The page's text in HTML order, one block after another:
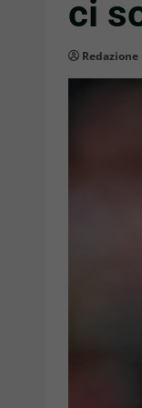
ci
Redazione